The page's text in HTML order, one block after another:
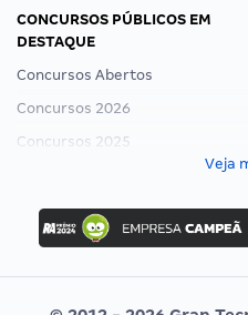
CONCURSOS PÚBLICOS EM
DESTAQUE
Concursos Abertos
Concursos 2026
Concursos 2025
Concurso Nacional Unificado
Concurso Ibama
Concurso MPU
Editais publicados
Veja